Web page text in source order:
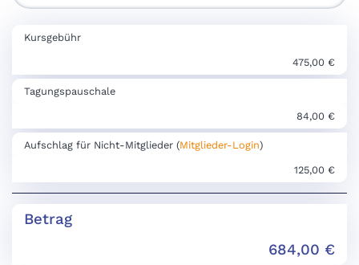
Kursgebühr
475,00 €
Tagungspauschale
84,00 €
Aufschlag für Nicht-Mitglieder (Mitglieder-Login)
125,00 €
Betrag
684,00 €